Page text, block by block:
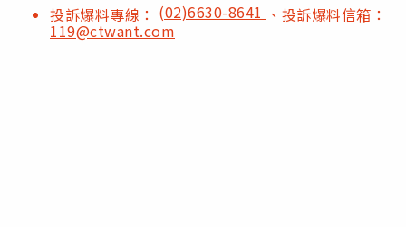
投訴爆料專線： (02)6630-8641 、投訴爆料信箱：
119@ctwant.com